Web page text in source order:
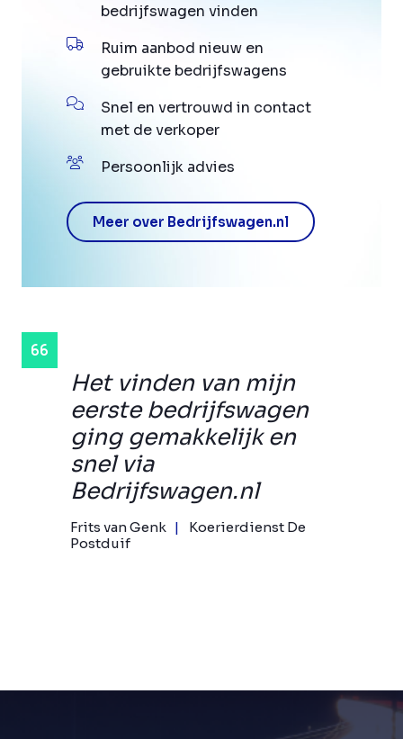
Het vinden van mijn
eerste bedrijfswagen
ging gemakkelijk en
snel via
Bedrijfswagen.nl
Frits van Genk
Koerierdienst De
Postduif
bedrijfswagen vinden
Ruim aanbod nieuw en
gebruikte bedrijfswagens
Snel en vertrouwd in contact
met de verkoper
Persoonlijk advies
Meer over Bedrijfswagen.nl